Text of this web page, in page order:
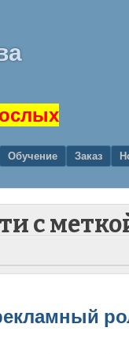
Обучение Заказ
с